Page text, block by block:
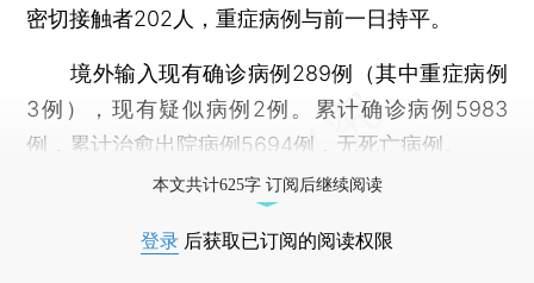
密切接触者202人，重症病例与前一日持平。
境外输入现有确诊病例289例（其中重症病例
3例），现有疑似病例2例。累计确诊病例5983
例，累计治愈出院病例5694例，无死亡病例。
本文共计625字 订阅后继续阅读
登录 后获取已订阅的阅读权限